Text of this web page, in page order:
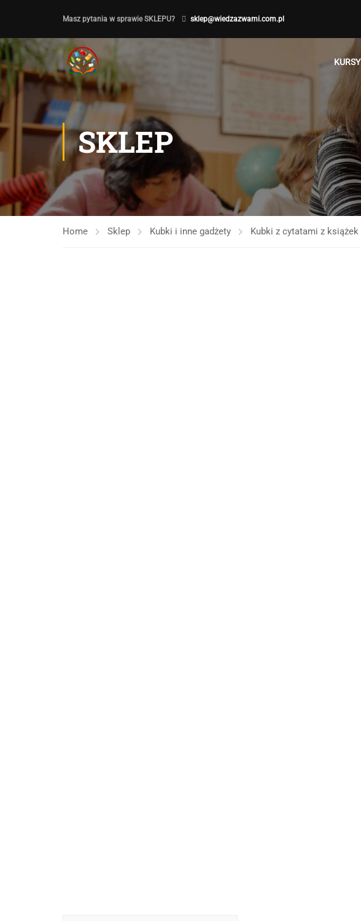
Masz pytania w sprawie SKLEPU? sklep@wiedzazwami.com.pl
KURSY
SKLEP
Home Sklep Kubki i inne gadżety Kubki z cytatami z książek